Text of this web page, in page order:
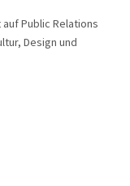
Public Relations
Design und